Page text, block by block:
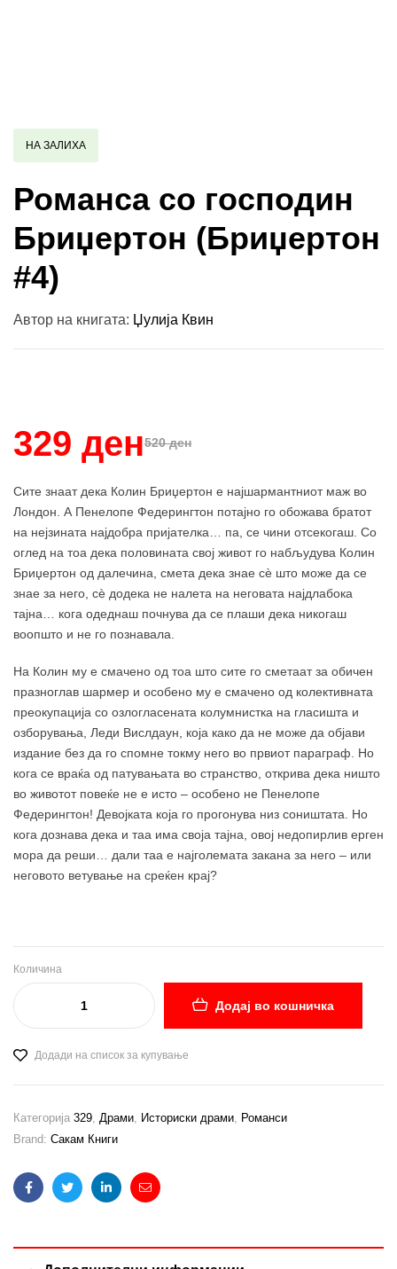
НА ЗАЛИХА
Романса со господин
Бриџертон (Бриџертон
#4)
Автор на книгата: Џулија Квин
520 ден
329 ден
Сите знаат дека Колин Бриџертон е најшармантниот маж во
Лондон. А Пенелопе Федерингтон потајно го обожава братот
на нејзината најдобра пријателка… па, се чини отсекогаш. Со
оглед на тоа дека половината свој живот го набљудува Колин
Бриџертон од далечина, смета дека знае сѐ што може да се
знае за него, сѐ додека не налета на неговата најдлабока
тајна… кога одеднаш почнува да се плаши дека никогаш
воопшто и не го познавала.
На Колин му е смачено од тоа што сите го сметаат за обичен
празноглав шармер и особено му е смачено од колективната
преокупација со озлогласената колумнистка на гласишта и
озборувања, Леди Вислдаун, која како да не може да објави
издание без да го спомне токму него во првиот параграф. Но
кога се враќа од патувањата во странство, открива дека ништо
во животот повеќе не е исто – особено не Пенелопе
Федерингтон! Девојката која го прогонува низ соништата. Но
кога дознава дека и таа има своја тајна, овој недопирлив ерген
мора да реши… дали таа е најголемата закана за него – или
неговото ветување на среќен крај?
Количина
Додај во кошничка
Додади на список за купување
Категорија 329, Драми, Историски драми, Романси
Brand: Сакам Книги
FacebookTwitterLinkedinEmail